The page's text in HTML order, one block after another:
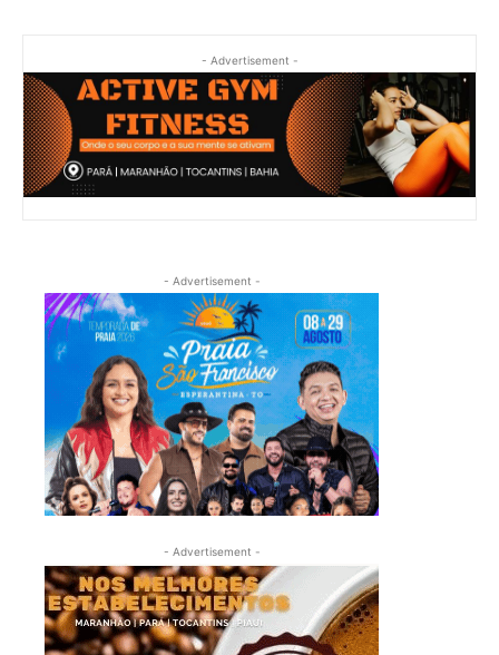
- Advertisement -
- Advertisement -
- Advertisement -